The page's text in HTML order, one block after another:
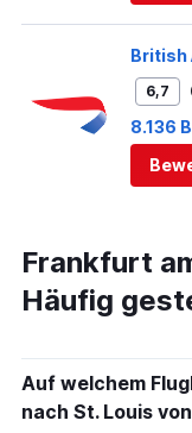
British
6,7
8.136
Frankfurt
Häufig
Auf welchem
nach St. Louis